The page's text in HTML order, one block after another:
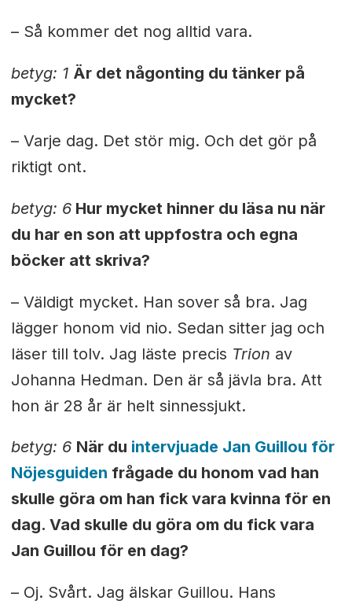
– Så kommer det nog alltid vara.
betyg: 1 Är det någonting du tänker på
mycket?
– Varje dag. Det stör mig. Och det gör på
riktigt ont.
betyg: 6Hur mycket hinner du läsa nu när
du har en son att uppfostra och egna
böcker att skriva?
– Väldigt mycket. Han sover så bra. Jag
lägger honom vid nio. Sedan sitter jag och
läser till tolv. Jag läste precis Trion av
Johanna Hedman. Den är så jävla bra. Att
hon är 28 år är helt sinnessjukt.
betyg: 6 När du intervjuade Jan Guillou för
Nöjesguiden frågade du honom vad han
skulle göra om han fick vara kvinna för en
dag. Vad skulle du göra om du fick vara
Jan Guillou för en dag?
– Oj. Svårt. Jag älskar Guillou. Hans